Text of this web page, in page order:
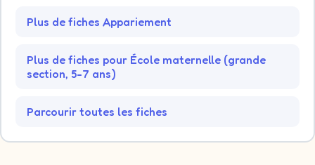
Plus de fiches Appariement
Plus de fiches pour École maternelle (grande
section, 5-7 ans)
Parcourir toutes les fiches